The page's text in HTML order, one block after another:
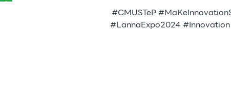
#CMUSTeP
#LannaExpo2024